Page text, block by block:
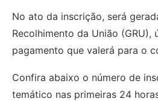
No ato da inscrição, será
Recolhimento da União (GRU),
pagamento que valerá para o
Confira abaixo o número de
temático nas primeiras 24